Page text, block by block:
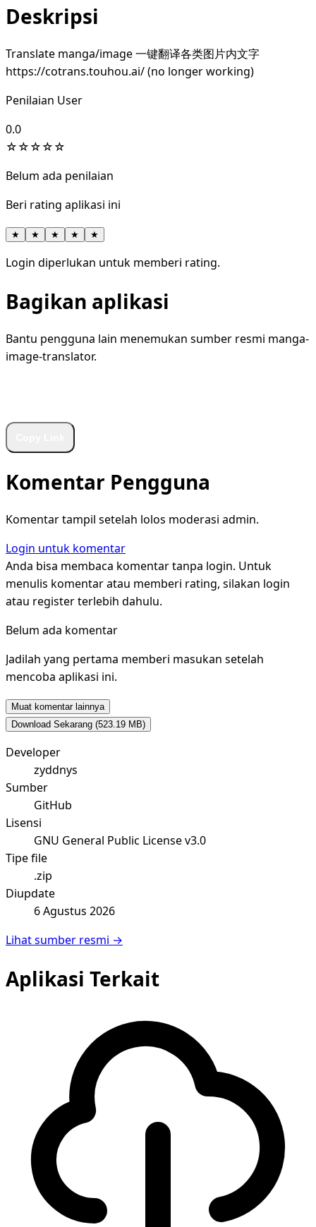
Deskripsi
Translate manga/image 一键翻译各类图片内文字
https://cotrans.touhou.ai/ (no longer working)
Penilaian User
0.0
☆☆☆☆☆
Belum ada penilaian
Beri rating aplikasi ini
★ ★ ★ ★ ★
Login diperlukan untuk memberi rating.
Bagikan aplikasi
Bantu pengguna lain menemukan sumber resmi manga-
image-translator.
Komentar Pengguna
Komentar tampil setelah lolos moderasi admin.
Login untuk komentar
Anda bisa membaca komentar tanpa login. Untuk
menulis komentar atau memberi rating, silakan login
atau register terlebih dahulu.
Belum ada komentar
Jadilah yang pertama memberi masukan setelah
mencoba aplikasi ini.
Muat komentar lainnya
Download Sekarang (523.19 MB)
Developer
zyddnys
Sumber
GitHub
Lisensi
GNU General Public License v3.0
Tipe file
.zip
Diupdate
6 Agustus 2026
Lihat sumber resmi →
Aplikasi Terkait